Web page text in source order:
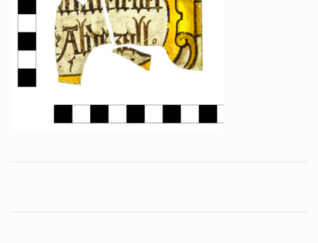
Uitwerking: Oldenzaal-Boterstraat, 1650-1700
Quickscan: Groenlo-Nieuwstad, 1650-1800
Quickscan: Groenlo-Notenboomstraat, 1700-